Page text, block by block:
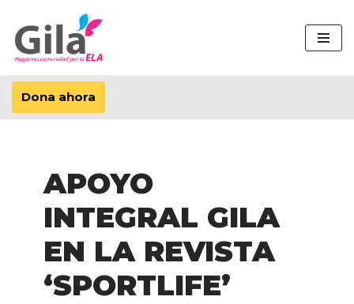
Saltar
al
contenido
Dona ahora
APOYO
INTEGRAL GILA
EN LA REVISTA
‘SPORTLIFE’